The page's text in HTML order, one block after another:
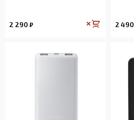
2 290 ₽ 2 490